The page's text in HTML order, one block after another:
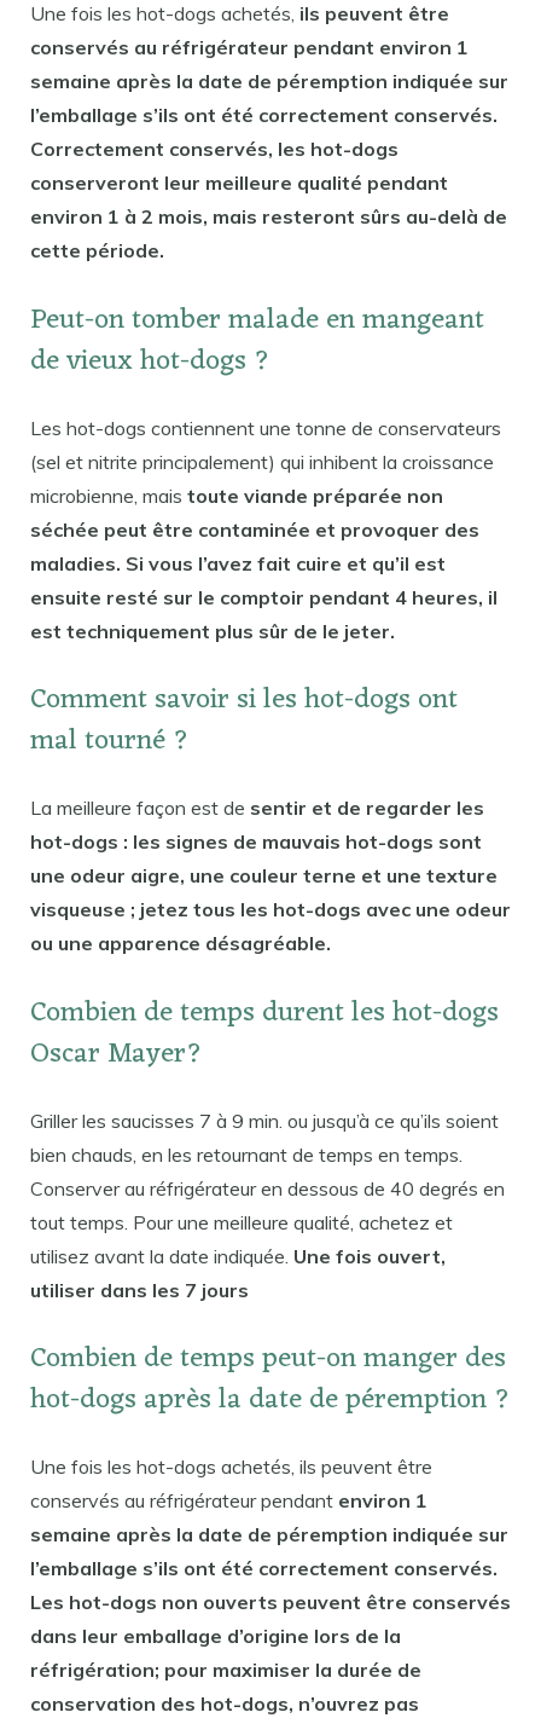
Une fois les hot-dogs achetés, ils peuvent être
conservés au réfrigérateur pendant environ 1
semaine après la date de péremption indiquée sur
l’emballage s’ils ont été correctement conservés.
Correctement conservés, les hot-dogs
conserveront leur meilleure qualité pendant
environ 1 à 2 mois, mais resteront sûrs au-delà de
cette période.
Peut-on tomber malade en mangeant
de vieux hot-dogs ?
Les hot-dogs contiennent une tonne de conservateurs
(sel et nitrite principalement) qui inhibent la croissance
microbienne, mais toute viande préparée non
séchée peut être contaminée et provoquer des
maladies. Si vous l’avez fait cuire et qu’il est
ensuite resté sur le comptoir pendant 4 heures, il
est techniquement plus sûr de le jeter.
Comment savoir si les hot-dogs ont
mal tourné ?
La meilleure façon est de sentir et de regarder les
hot-dogs : les signes de mauvais hot-dogs sont
une odeur aigre, une couleur terne et une texture
visqueuse ; jetez tous les hot-dogs avec une odeur
ou une apparence désagréable.
Combien de temps durent les hot-dogs
Oscar Mayer?
Griller les saucisses 7 à 9 min. ou jusqu’à ce qu’ils soient
bien chauds, en les retournant de temps en temps.
Conserver au réfrigérateur en dessous de 40 degrés en
tout temps. Pour une meilleure qualité, achetez et
utilisez avant la date indiquée. Une fois ouvert,
utiliser dans les 7 jours
Combien de temps peut-on manger des
hot-dogs après la date de péremption ?
Une fois les hot-dogs achetés, ils peuvent être
conservés au réfrigérateur pendant environ 1
semaine après la date de péremption indiquée sur
l’emballage s’ils ont été correctement conservés.
Les hot-dogs non ouverts peuvent être conservés
dans leur emballage d’origine lors de la
réfrigération; pour maximiser la durée de
conservation des hot-dogs, n’ouvrez pas